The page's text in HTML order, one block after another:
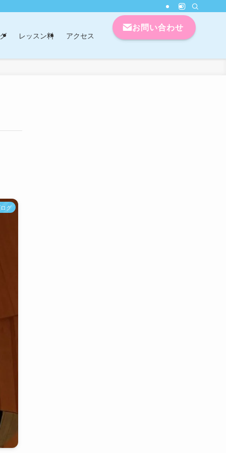
レッスン料 アクセス
お問い合わせ
グ